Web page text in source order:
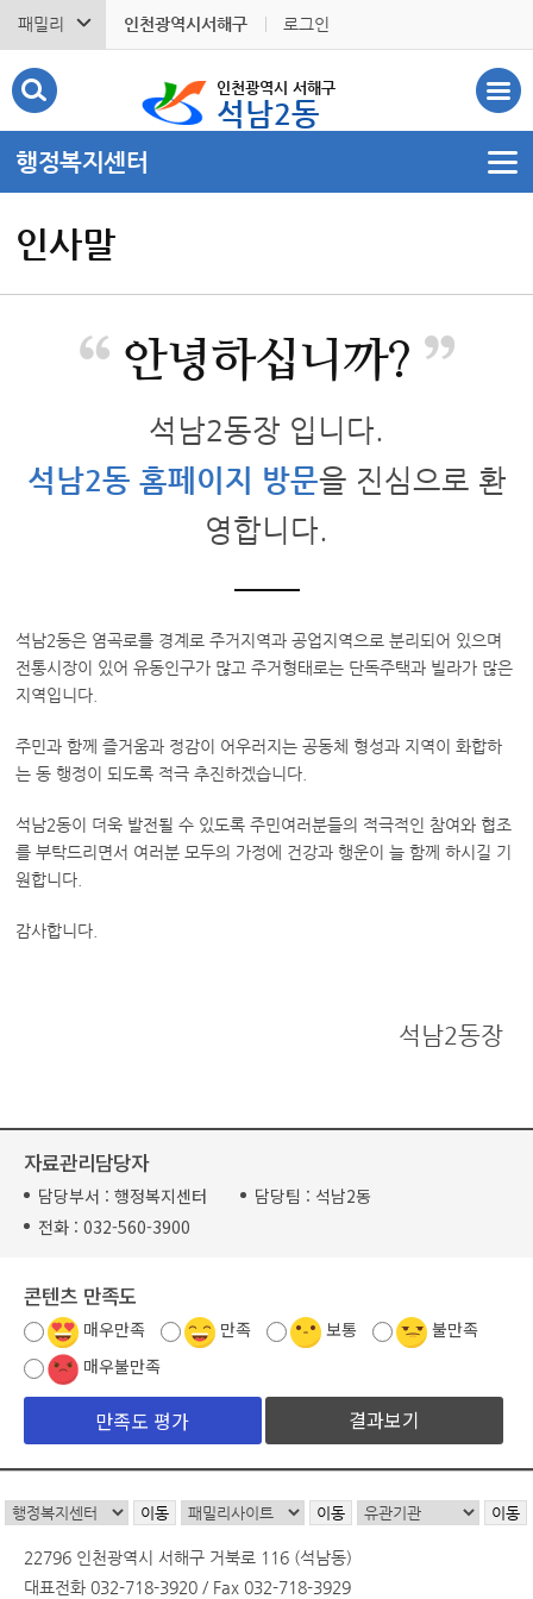
패밀리 인천광역시서해구 로그인
인천광역시 서해구
석남2동
행정복지센터
인사말
“ 안녕하십니까? ”
석남2동장 입니다.
석남2동 홈페이지 방문을 진심으로 환
영합니다.
석남2동은 염곡로를 경계로 주거지역과 공업지역으로 분리되어 있으며
전통시장이 있어 유동인구가 많고 주거형태로는 단독주택과 빌라가 많은
지역입니다.
주민과 함께 즐거움과 정감이 어우러지는 공동체 형성과 지역이 화합하
는 동 행정이 되도록 적극 추진하겠습니다.
석남2동이 더욱 발전될 수 있도록 주민여러분들의 적극적인 참여와 협조
를 부탁드리면서 여러분 모두의 가정에 건강과 행운이 늘 함께 하시길 기
원합니다.
감사합니다.
석남2동장
자료관리담당자
담당부서 : 행정복지센터 담당팀 : 석남2동
전화 : 032-560-3900
콘텐츠 만족도
매우만족 만족 보통
불만족
매우불만족
결과보기
22796 인천광역시 서해구 거북로 116 (석남동)
대표전화 032-718-3920 / Fax 032-718-3929